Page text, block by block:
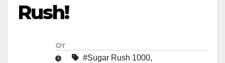
Rush!
От
#Sugar Rush 1000,